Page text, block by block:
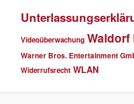
Videoüberwachung Waldorf
Warner Bros. Entertainment
Widerrufsrecht WLAN